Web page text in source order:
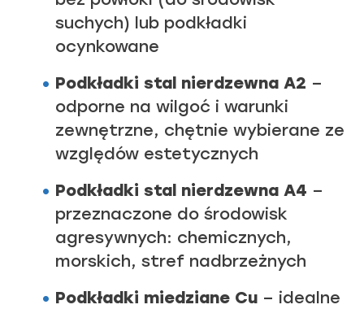
suchych) lub podkładki
ocynkowane
Podkładki stal nierdzewna A2 –
odporne na wilgoć i warunki
zewnętrzne, chętnie wybierane ze
względów estetycznych
Podkładki stal nierdzewna A4 –
przeznaczone do środowisk
agresywnych: chemicznych,
morskich, stref nadbrzeżnych
Podkładki miedziane Cu – idealne